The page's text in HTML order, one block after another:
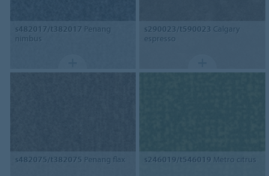
s482017/t382017 Penang
nimbus
s290023/t590023 Calgary
espresso
s482075/t382075 Penang flax s246019/t546019 Metro citrus